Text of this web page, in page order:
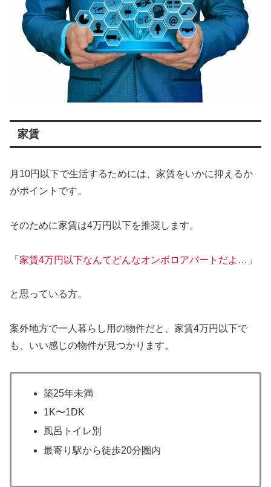
家賃
月10円以下で生活するためには、家賃をいかに抑えるか
がポイントです。
そのために家賃は4万円以下を推奨します。
「 家賃4万円以下なんてどんなオンボロアパートだよ… 」
と思っている方。
案外地方で一人暮らし用の物件だと、家賃4万円以下で
も、いい感じの物件が見つかります。
築25年未満
1K〜1DK
風呂トイレ別
最寄り駅から徒歩20分圏内